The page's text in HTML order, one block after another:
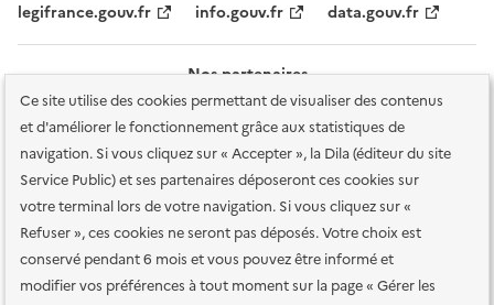
Ce site utilise des cookies permettant de visualiser des contenus
et d'améliorer le fonctionnement grâce aux statistiques de
navigation. Si vous cliquez sur « Accepter », la Dila (éditeur du site
Service Public) et ses partenaires déposeront ces cookies sur
votre terminal lors de votre navigation. Si vous cliquez sur «
Refuser », ces cookies ne seront pas déposés. Votre choix est
conservé pendant 6 mois et vous pouvez être informé et
modifier vos préférences à tout moment sur la page « Gérer les
legifrance.gouv.fr info.gouv.fr data.gouv.fr
Nos partenaires
Plan du site Accessibilité : totalement conforme
Accessibilité des
services en ligne Mentions légales Données personnelles et sécurité
Conditions générales d'utilisation Gestion des cookies